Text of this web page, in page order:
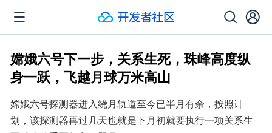
嫦娥六号下一步，关系生死，珠峰高度纵
身一跃，飞越月球万米高山
嫦娥六号探测器进入绕月轨道至今已半月有余，按照计
划，该探测器再过几天也就是下月初就要执行一项关系生